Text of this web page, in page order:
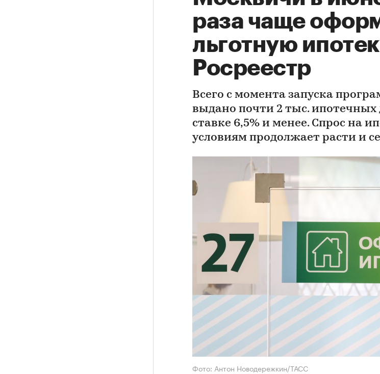
раза чаще
льготную
Росреестр
Всего с момента запуска
выдано почти 2 тыс. ипотечных
ставке 6,5% и менее. Спрос на
условиям продолжает расти и
Фото: Антон Новодережкин/ТАСС